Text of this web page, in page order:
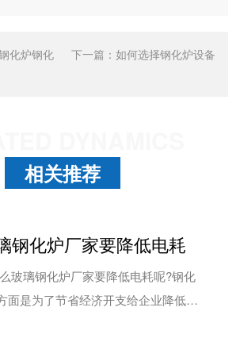
化炉钢化
下一篇： 如何选择钢化炉设备
相关推荐
钢化炉厂家要降低电耗
化炉厂家要降低电耗呢?钢化
面是为了节省经济开支给企业降低经
面是为了响应国家节能及环保的号